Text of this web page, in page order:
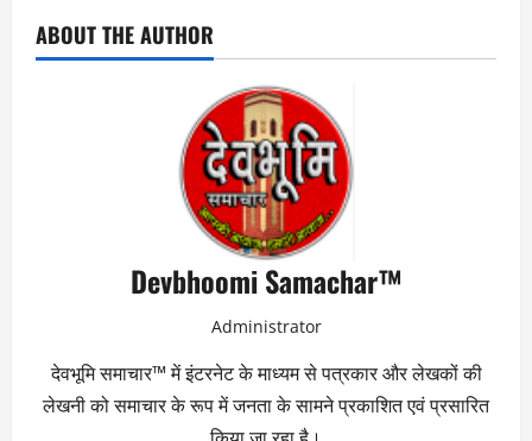
ABOUT THE AUTHOR
Devbhoomi Samachar™
Administrator
देवभूमि समाचार™ में इंटरनेट के माध्यम से पत्रकार और लेखकों की
लेखनी को समाचार के रूप में जनता के सामने प्रकाशित एवं प्रसारित